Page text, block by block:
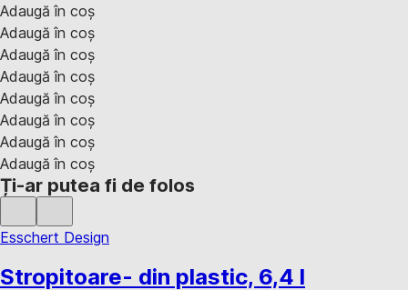
Adaugă în coș
Adaugă în coș
Adaugă în coș
Adaugă în coș
Adaugă în coș
Adaugă în coș
Adaugă în coș
Adaugă în coș
Ți-ar putea fi de folos
Esschert Design
Stropitoare- din plastic, 6,4 l